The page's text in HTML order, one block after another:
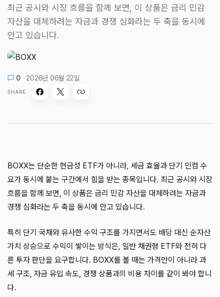
최근 공시와 시장 흐름을 함께 보면, 이 상품은 금리 민감
자산을 대체하려는 자금과 경쟁 심화라는 두 축을 동시에
안고 있습니다.
0 2026년 06월 22일
SHARE
BOXX는 단순한 현금성 ETF가 아니라, 세금 효율과 단기 인컴 수
요가 동시에 붙는 구간에서 힘을 받는 종목입니다. 최근 공시와 시장
흐름을 함께 보면, 이 상품은 금리 민감 자산을 대체하려는 자금과
경쟁 심화라는 두 축을 동시에 안고 있습니다.
특히 단기 국채와 유사한 수익 구조를 가지면서도 배당 대신 순자산
가치 상승으로 수익이 쌓이는 방식은, 일반 채권형 ETF와 전혀 다
른 투자 판단을 요구합니다. BOXX를 볼 때는 가격만이 아니라 과
세 구조, 자금 유입 속도, 경쟁 상품과의 비용 차이를 같이 봐야 합니
다.